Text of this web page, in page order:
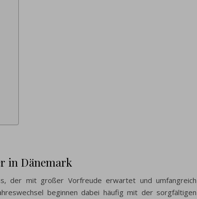
in Dänemark
der mit großer Vorfreude erwartet und umfangreich
beginnen dabei häufig mit der sorgfältigen